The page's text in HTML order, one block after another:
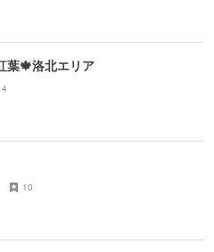
葉🍁洛北エリア
4
10